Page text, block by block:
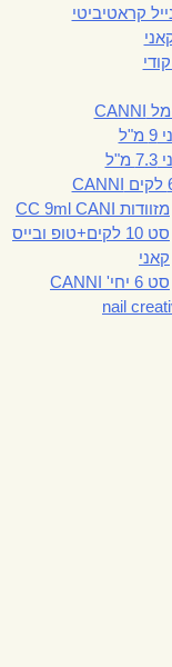
קראטיביטי
מזוודות CC 9ml CANI
סט 10 לקים+טופ ובייס
קאני
סט 6 יחי' CANNI